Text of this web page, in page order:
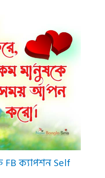
FB ক্যাপশন Self